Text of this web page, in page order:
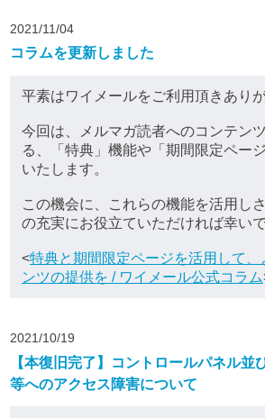
2021/11/04
コラムを更新しました
平素はワイメールをご利用頂きあり
今回は、メルマガ読者へのコンテン
る、「特典」機能や「期間限定ペー
いたします。
この機会に、これらの機能を活用し
の充実にお役立ていただければ幸い
<特典と期間限定ページを活用して
ンツの提供を / ワイメール公式コラム
2021/10/19
【本復旧完了】コントロールパネル並
等へのアクセス障害について